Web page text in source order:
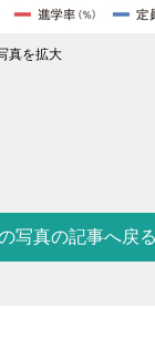
真を拡大
写真の記事へ戻る